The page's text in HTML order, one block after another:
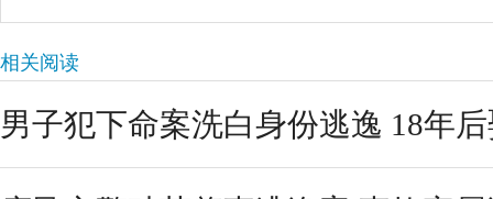
相关阅读
男子犯下命案洗白身份逃逸 18年